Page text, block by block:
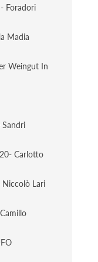
Foradori
Madia
Weingut In
Carlotto
Niccolò Lari